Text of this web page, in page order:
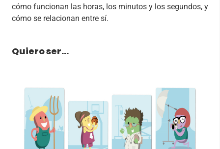
cómo funcionan las horas, los minutos y los segundos, y
cómo se relacionan entre sí.
Quiero ser…